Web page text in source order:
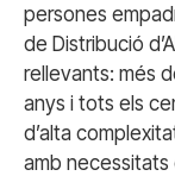
persones
de Distribució
rellevants: més
anys i tots els
d’alta
amb